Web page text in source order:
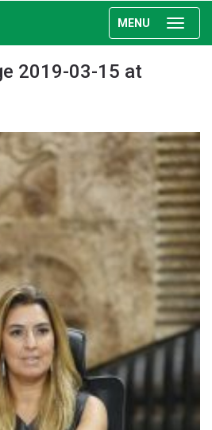
MENU
2019-03-15 at